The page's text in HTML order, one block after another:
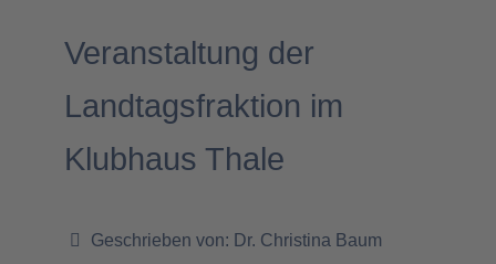
Veranstaltung der
Landtagsfraktion im
Klubhaus Thale
Geschrieben von: Dr. Christina Baum